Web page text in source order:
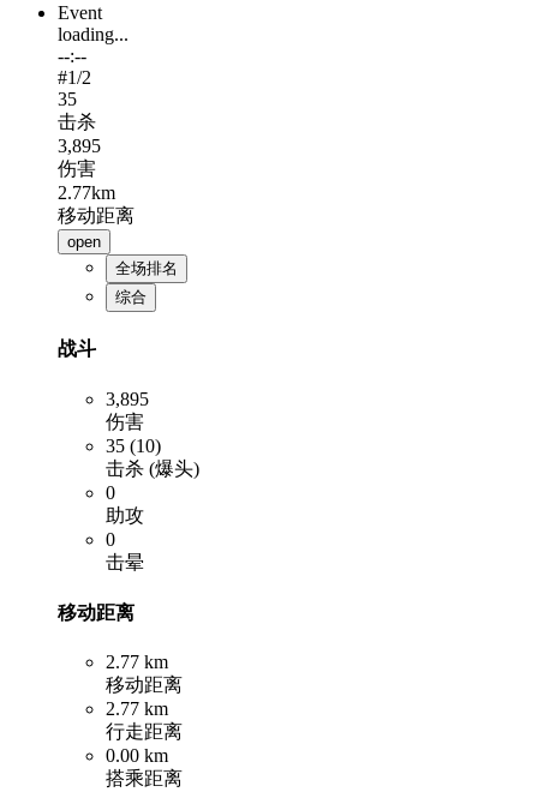
Event
loading...
--:--
#1/2
35
击杀
3,895
伤害
2.77km
移动距离
open
全场排名
综合
战斗
3,895
伤害
35 (10)
击杀 (爆头)
0
助攻
0
击晕
移动距离
2.77 km
移动距离
2.77 km
行走距离
0.00 km
搭乘距离